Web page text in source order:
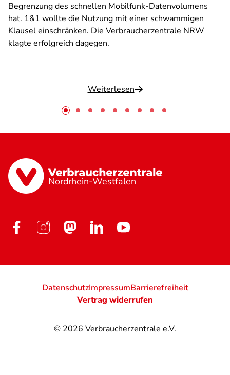
Begrenzung des schnellen Mobilfunk-Datenvolumens
hat. 1&1 wollte die Nutzung mit einer schwammigen
Klausel einschränken. Die Verbraucherzentrale NRW
klagte erfolgreich dagegen.
Weiterlesen
Nordrhein-Westfalen
© 2026 Verbraucherzentrale e.V.
DatenschutzImpressumBarrierefreiheit
Vertrag widerrufen